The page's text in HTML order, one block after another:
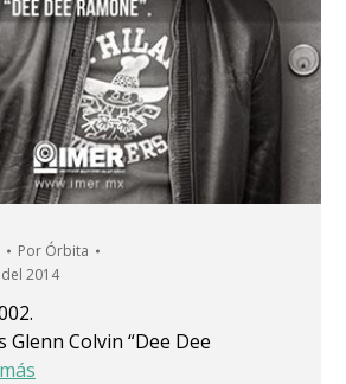
Por Órbita
2014
Colvin “Dee Dee